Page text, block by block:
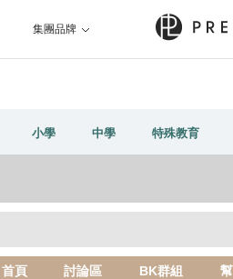
集團品牌
小學 中學 特殊教育
首頁 討論區 BK群組